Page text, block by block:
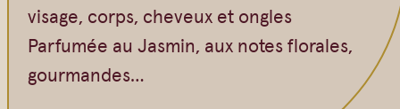
visage, corps, cheveux et ongles
Parfumée au Jasmin, aux notes florales,
gourmandes…